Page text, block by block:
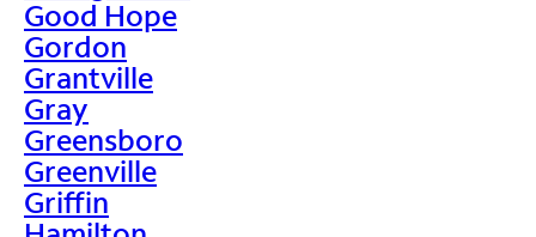
Good Hope
Gordon
Grantville
Gray
Greensboro
Greenville
Griffin